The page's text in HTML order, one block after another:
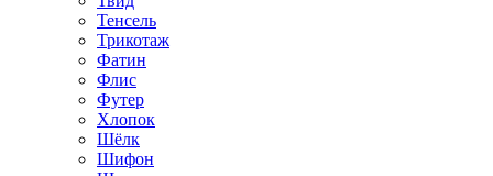
Тенсель
Трикотаж
Фатин
Флис
Футер
Хлопок
Шёлк
Шифон